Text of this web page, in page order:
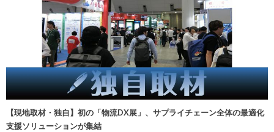
【現地取材・独自】初の「物流DX展」、サプライチェーン全体の最適化
支援ソリューションが集結